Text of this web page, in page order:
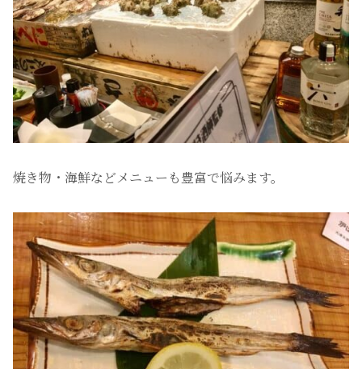
焼き物・海鮮などメニューも豊富で悩みます。